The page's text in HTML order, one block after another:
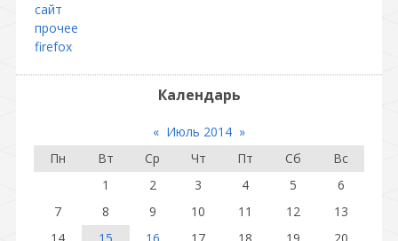
сайт
прочее
firefox
Календарь
« Июль 2014 »
Пн
Вт Ср Чт Пт Сб
Вс
1
2 3 4 5
6
7
8 9 10 11 12
13